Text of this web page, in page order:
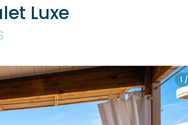
Luxe
1